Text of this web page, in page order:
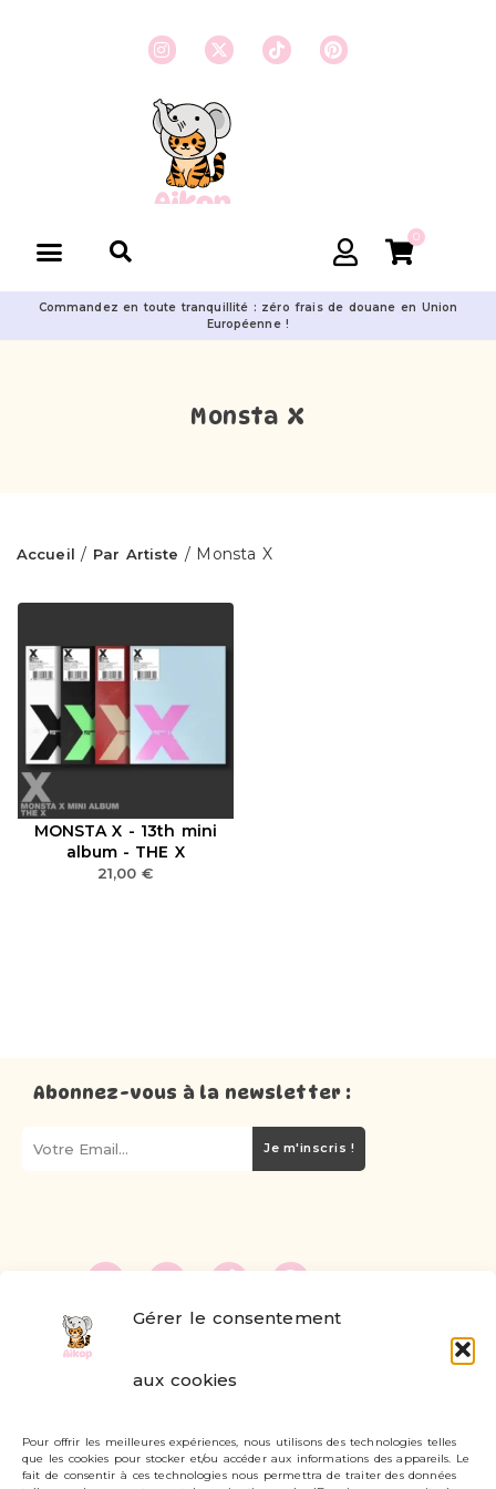
Gérer le consentement
aux cookies
Pour offrir les meilleures expériences, nous utilisons des technologies telles
que les cookies pour stocker et/ou accéder aux informations des appareils. Le
fait de consentir à ces technologies nous permettra de traiter des données
0
Commandez en toute tranquillité : zéro frais de douane en Union
Européenne !
Monsta X
Accueil / Par Artiste / Monsta X
MONSTA X - 13th mini
album - THE X
21,00 €
Abonnez-vous à la newsletter :
Je m'inscris !
Livraisons et retours